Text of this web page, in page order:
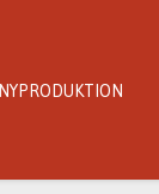
NYPRODUKTION